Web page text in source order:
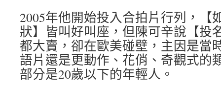
2005年他開始投入合拍片行列，【
狀】皆叫好叫座，但陳可辛說【投
都大賣，卻在歐美碰壁，主因是當
語片還是更動作、花俏、奇觀式的
部分是20歲以下的年輕人。